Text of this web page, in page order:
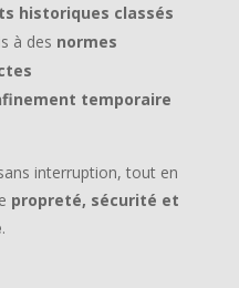
historiques classés
à des normes
temporaire
interruption, tout en
propreté, sécurité et
.